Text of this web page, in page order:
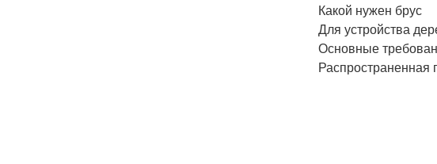
Какой нужен брус
Для устройства
Основные
Распространенная